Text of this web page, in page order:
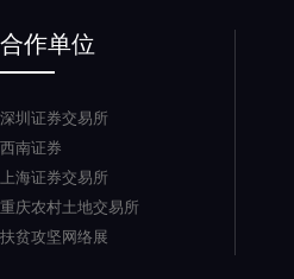
合作单位
深圳证券交易所
西南证券
上海证券交易所
重庆农村土地交易所
扶贫攻坚网络展